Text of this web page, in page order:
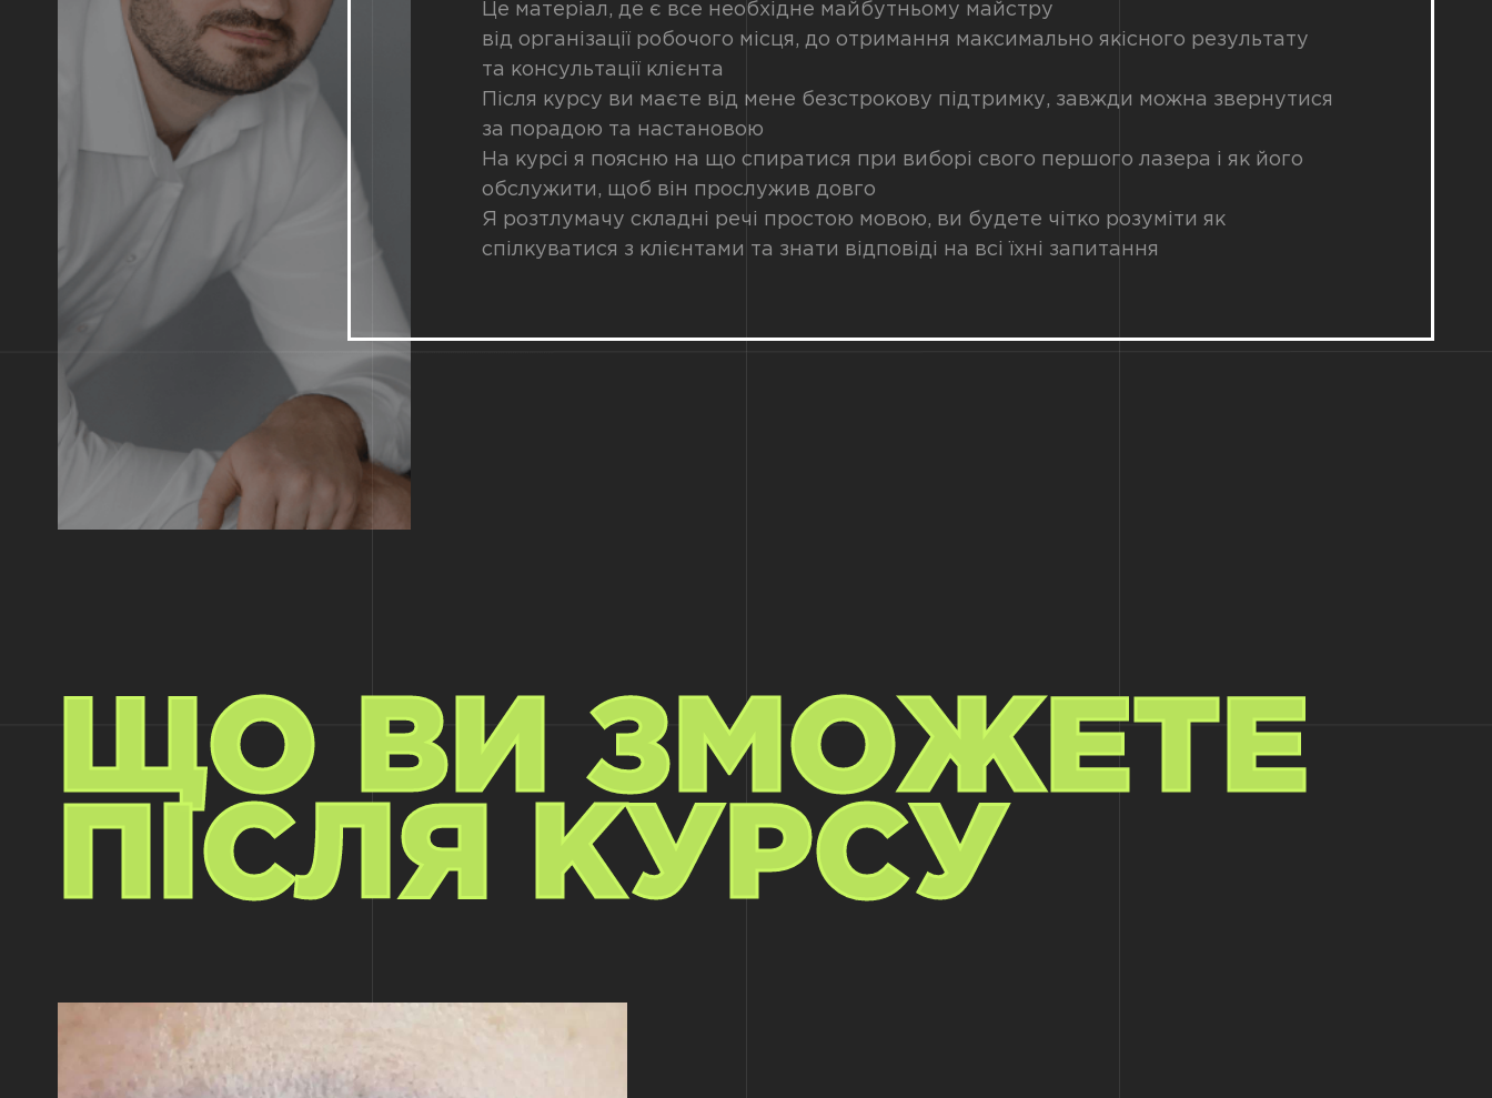
Це матеріал, де є все необхідне майбутньому майстру
від організації робочого місця, до отримання максимально якісного результату
та консультації клієнта
Після курсу ви маєте від мене безстрокову підтримку, завжди можна звернутися
за порадою та настановою
На курсі я поясню на що спиратися при виборі свого першого лазера і як його
обслужити, щоб він прослужив довго
Я розтлумачу складні речі простою мовою, ви будете чітко розуміти як
спілкуватися з клієнтами та знати відповіді на всі їхні запитання
ЩО ВИ ЗМОЖЕТЕ
ПІСЛЯ КУРСУ